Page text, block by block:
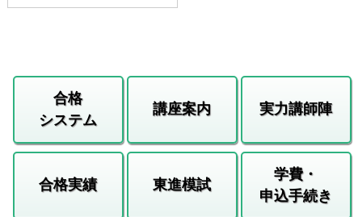
合格
システム
講座案内 実力講師陣
合格実績 東進模試
学費・
申込手続き